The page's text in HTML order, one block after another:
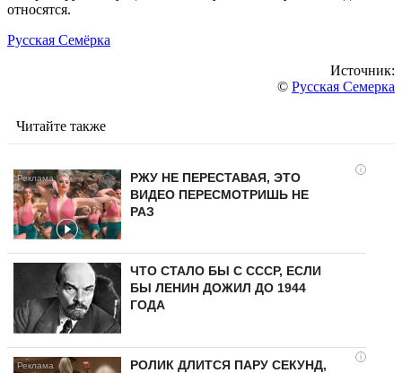
относятся.
Русская Семёрка
Источник:
© Русская Семерка
Читайте также
i
РЖУ НЕ ПЕРЕСТАВАЯ, ЭТО
ВИДЕО ПЕРЕСМОТРИШЬ НЕ
РАЗ
ЧТО СТАЛО БЫ С СССР, ЕСЛИ
БЫ ЛЕНИН ДОЖИЛ ДО 1944
ГОДА
i
РОЛИК ДЛИТСЯ ПАРУ СЕКУНД,